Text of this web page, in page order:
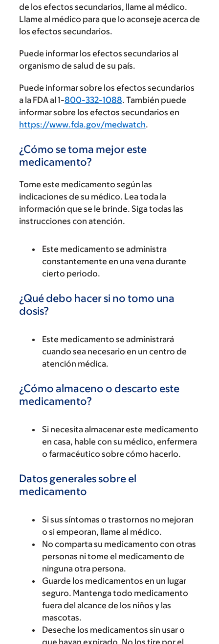
de los efectos secundarios, llame al médico.
Llame al médico para que lo aconseje acerca de
los efectos secundarios.
Puede informar los efectos secundarios al
organismo de salud de su país.
Puede informar sobre los efectos secundarios
a la FDA al 1-800-332-1088. También puede
informar sobre los efectos secundarios en
https://www.fda.gov/medwatch.
¿Cómo se toma mejor este
medicamento?
Tome este medicamento según las
indicaciones de su médico. Lea toda la
información que se le brinde. Siga todas las
instrucciones con atención.
Este medicamento se administra
constantemente en una vena durante
cierto periodo.
¿Qué debo hacer si no tomo una
dosis?
Este medicamento se administrará
cuando sea necesario en un centro de
atención médica.
¿Cómo almaceno o descarto este
medicamento?
Si necesita almacenar este medicamento
en casa, hable con su médico, enfermera
o farmacéutico sobre cómo hacerlo.
Datos generales sobre el
medicamento
Si sus síntomas o trastornos no mejoran
o si empeoran, llame al médico.
No comparta su medicamento con otras
personas ni tome el medicamento de
ninguna otra persona.
Guarde los medicamentos en un lugar
seguro. Mantenga todo medicamento
fuera del alcance de los niños y las
mascotas.
Deseche los medicamentos sin usar o
que hayan expirado. No los tire por el